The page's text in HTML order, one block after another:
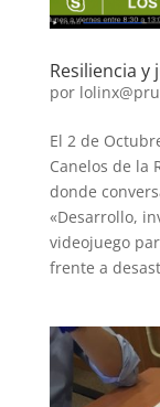
Resiliencia y
por
El 2 de
Canelos de la
donde
«Desarrollo,
videojuego
frente a